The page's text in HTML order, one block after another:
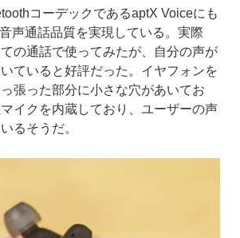
コーデックであるaptX Voiceにも
声通話品質を実現している。実際
の通話で使ってみたが、自分の声が
ていると好評だった。イヤフォンを
張った部分に小さな穴があいてお
イクを内蔵しており、ユーザーの声
るそうだ。